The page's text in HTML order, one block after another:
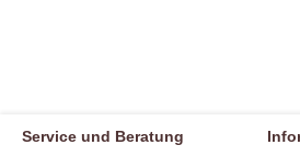
Service und Beratung